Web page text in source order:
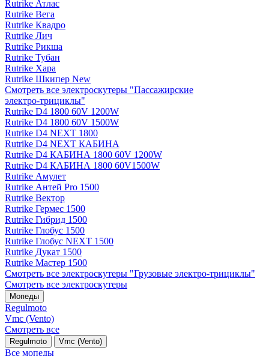
Rutrike Атлас
Rutrike Вега
Rutrike Квадро
Rutrike Лич
Rutrike Рикша
Rutrike Тубан
Rutrike Хара
Rutrike Шкипер New
Смотреть все электро­скутеры "Пассажирские
электро‑трициклы"
Rutrike D4 1800 60V 1200W
Rutrike D4 1800 60V 1500W
Rutrike D4 NEXT 1800
Rutrike D4 NEXT КАБИНА
Rutrike D4 КАБИНА 1800 60V 1200W
Rutrike D4 КАБИНА 1800 60V1500W
Rutrike Амулет
Rutrike Антей Pro 1500
Rutrike Вектор
Rutrike Гермес 1500
Rutrike Гибрид 1500
Rutrike Глобус 1500
Rutrike Глобус NEXT 1500
Rutrike Дукат 1500
Rutrike Мастер 1500
Смотреть все электро­скутеры "Грузовые электро‑трициклы"
Смотреть все электро­скутеры
Мопеды
Regulmoto
Vmc (Vento)
Смотреть все
Regulmoto Vmc (Vento)
Все мопеды